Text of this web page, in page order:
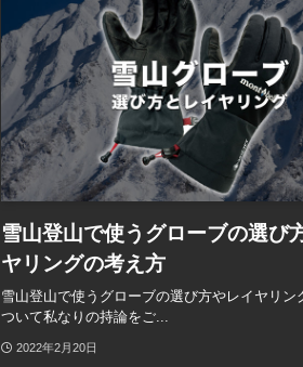
雪山登山で使うグローブの選び
ヤリングの考え方
雪山登山で使うグローブの選び方やレイヤリン
ついて私なりの持論をご...
2022年2月20日